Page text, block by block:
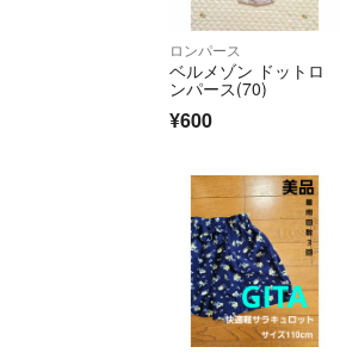
ロンパース
ベルメゾン ドットロ
ンパース(70)
¥600